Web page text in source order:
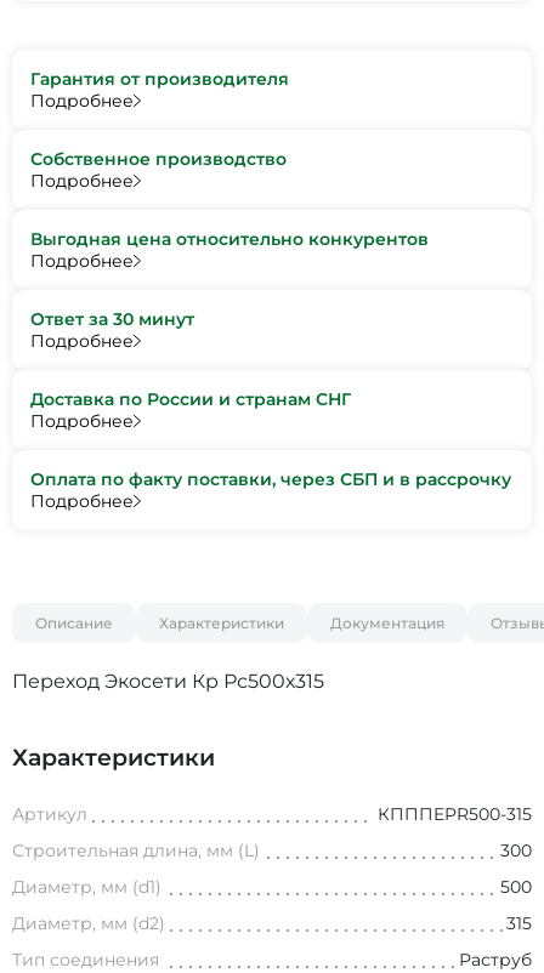
Гарантия от производителя
Подробнее
Собственное производство
Подробнее
Выгодная цена относительно конкурентов
Подробнее
Ответ за 30 минут
Подробнее
Доставка по России и странам СНГ
Подробнее
Оплата по факту поставки, через СБП и в рассрочку
Подробнее
Описание Характеристики Документация
Переход Экосети Кр Рс500х315
Характеристики
Артикул
КПППEPR500-315
Строительная длина, мм (L)
300
Диаметр, мм (d1)
500
Диаметр, мм (d2)
315
Тип соединения
Раструб